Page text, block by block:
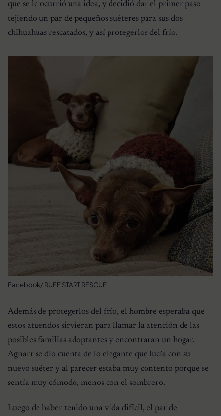
que se le ocurrió una idea, y decidió dar el primer paso
tejiendo un par de pequeños suéteres para sus dos
chihuahuas rescatados, y así protegerlos del frío.
Facebook/ RUFF START RESCUE
Además de protegerlos del frío, el hombre esperaba que
estos atuendos sirvieran para llamar la atención de las
posibles familias adoptantes y encontraran un hogar.
Agnarr se dio cuenta de lo elegante que lucía con su
nuevo suéter y al parecer estaba muy contento porque se
sentía muy cómodo, menos con el sombrero.
Luego de haber tenido una vida difícil, el par de